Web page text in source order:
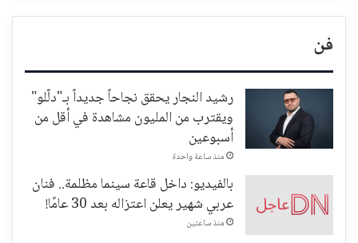
فن
رشيد النجار يحقق نجاحاً جديداً بـ"دلّلو"
ويقترب من المليون مشاهدة في أقل من
أسبوعين
منذ ساعة واحدة
بالفيديو: داخل قاعة سينما مظلمة.. فنان
عربي شهير يعلن اعتزاله بعد 30 عامًا!
منذ ساعتين